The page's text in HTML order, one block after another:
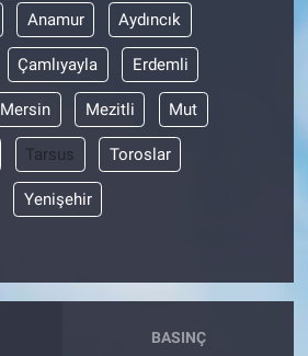
Anamur Aydıncık
Çamlıyayla Erdemli
Mersin Mezitli Mut
Tarsus Toroslar
Yenişehir
BASINÇ